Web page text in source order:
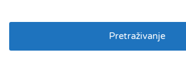
Pretraživanje